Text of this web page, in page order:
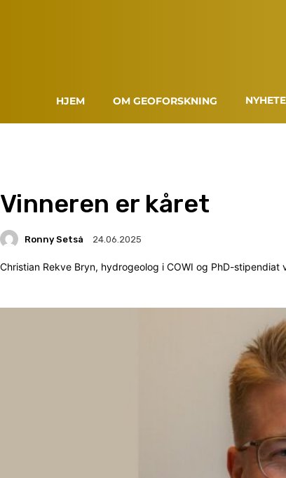
HJEM OM GEOFORSKNING
Vinneren er kåret
Ronny Setså 24.06.2025
Christian Rekve Bryn, hydrogeolog i COWI og PhD-